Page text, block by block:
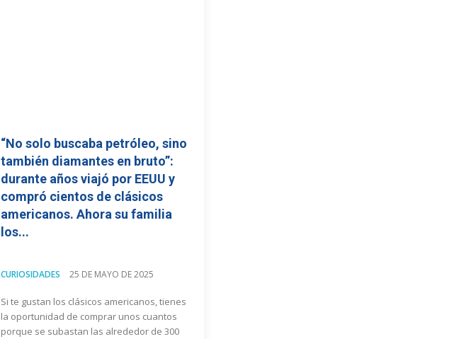
“No solo buscaba petróleo, sino
también diamantes en bruto”:
durante años viajó por EEUU y
compró cientos de clásicos
americanos. Ahora su familia
los...
CURIOSIDADES 25 DE MAYO DE 2025
Si te gustan los clásicos americanos, tienes
la oportunidad de comprar unos cuantos
porque se subastan las alrededor de 300